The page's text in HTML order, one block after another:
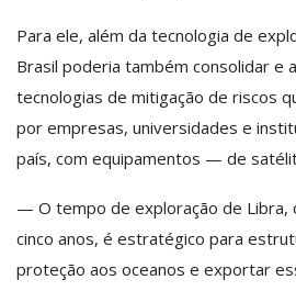
Para ele, além da tecnologia de
Brasil poderia também consolidar e
tecnologias de mitigação de riscos
por empresas, universidades e
país, com equipamentos — de
— O tempo de exploração de Libra,
cinco anos, é estratégico para
proteção aos oceanos e exportar